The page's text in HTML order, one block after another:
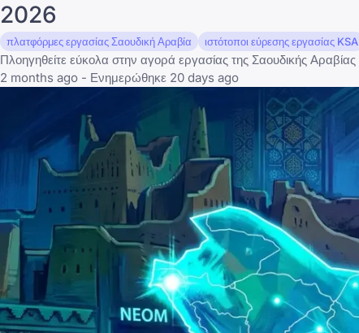
2026
πλατφόρμες εργασίας Σαουδική Αραβία ιστότοποι εύρεσης εργασίας KSA
Πλοηγηθείτε εύκολα στην αγορά εργασίας της Σαουδικής
2 months ago - Ενημερώθηκε 20 days ago